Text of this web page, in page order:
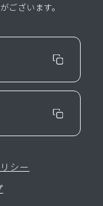
ございます。
シー